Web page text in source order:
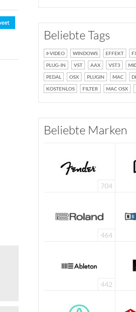
Beliebte Tags
VIDEO WINDOWS EFFEKT
PLUG-IN
VST AAX VST3
PEDAL
OSX PLUGIN MAC
KOSTENLOS
FILTER MAC OSX
Beliebte Marken
704
464
442